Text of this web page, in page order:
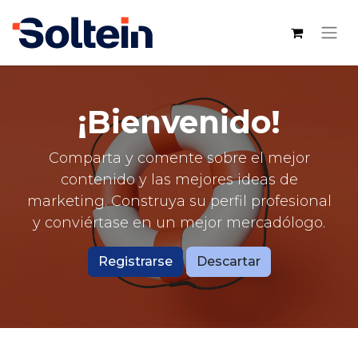
¡Bienvenido!
Comparta y comente sobre el mejor
contenido y las mejores ideas de
marketing. Construya su perfil profesional
y conviértase en un mejor mercadólogo.
Registrarse Descartar